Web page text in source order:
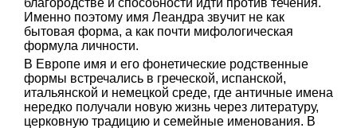
благородстве и способности идти против течения.
Именно поэтому имя Леандра звучит не как
бытовая форма, а как почти мифологическая
формула личности.
В Европе имя и его фонетические родственные
формы встречались в греческой, испанской,
итальянской и немецкой среде, где античные имена
нередко получали новую жизнь через литературу,
церковную традицию и семейные именования. В